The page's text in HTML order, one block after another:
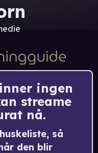
ingen
streame
nå.
så
den blir